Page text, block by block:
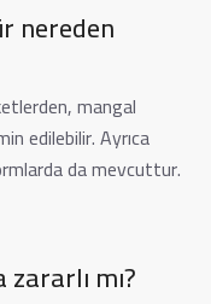
nereden
mangal
edilebilir. Ayrıca
da mevcuttur.
mı?